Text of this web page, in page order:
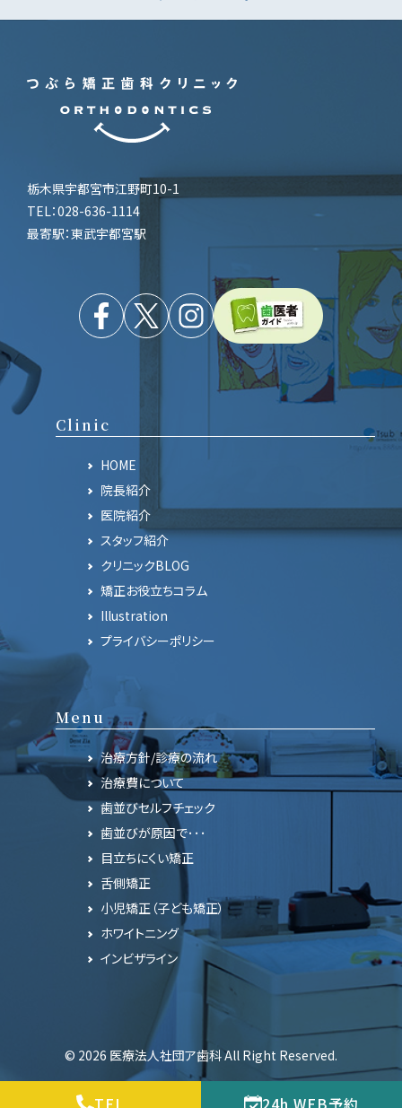
ー
ョ
栃木県宇都宮市江野町10-1
TEL：028-636-1114
最寄駅：東武宇都宮駅
Clinic
HOME
院長紹介
医院紹介
スタッフ紹介
クリニックBLOG
矯正お役立ちコラム
Illustration
プライバシーポリシー
Menu
治療方針/診療の流れ
治療費について
歯並びセルフチェック
歯並びが原因で･･･
目立ちにくい矯正
舌側矯正
小児矯正（子ども矯正）
ホワイトニング
インビザライン
© 2026 医療法人社団ア歯科 All Right Reserved.